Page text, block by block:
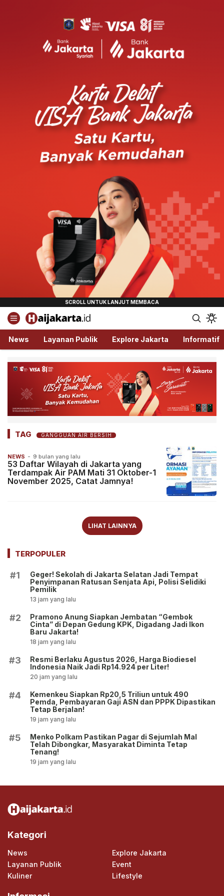
Haijakarta.id
Semua Tentang Jakarta Ada Disini!
News Layanan Publik Explore Jakarta Informatif
TAG GANGGUAN AIR BERSIH
NEWS - 9 bulan yang lalu
53 Daftar Wilayah di Jakarta yang
Terdampak Air PAM Mati 31 Oktober-1
November 2025, Catat Jamnya!
LIHAT LAINNYA
TERPOPULER
#1
Geger! Sekolah di Jakarta Selatan Jadi Tempat
Penyimpanan Ratusan Senjata Api, Polisi Selidiki
Pemilik
13 jam yang lalu
#2
Pramono Anung Siapkan Jembatan “Gembok
Cinta” di Depan Gedung KPK, Digadang Jadi Ikon
Baru Jakarta!
18 jam yang lalu
#3
Resmi Berlaku Agustus 2026, Harga Biodiesel
Indonesia Naik Jadi Rp14.924 per Liter!
20 jam yang lalu
#4
Kemenkeu Siapkan Rp20,5 Triliun untuk 490
Pemda, Pembayaran Gaji ASN dan PPPK Dipastikan
Tetap Berjalan!
19 jam yang lalu
#5
Menko Polkam Pastikan Pagar di Sejumlah Mal
Telah Dibongkar, Masyarakat Diminta Tetap
Tenang!
19 jam yang lalu
Kategori
News
Explore Jakarta
Layanan Publik
Event
Kuliner
Lifestyle